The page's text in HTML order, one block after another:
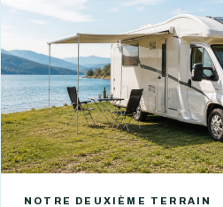
NOTRE DEUXIÈME TERRAIN